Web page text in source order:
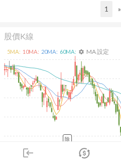
login
市場
1 »
股價K線
2026/02/10 2026/04/10
5MA: 10MA: 20MA: 60MA: settings MA 設定
除